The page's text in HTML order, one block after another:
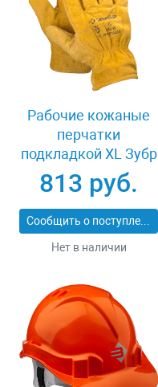
Рабочие кожаные
перчатки
подкладкой XL Зубр
МАСТЕР 1135-XL
813 руб.
Сообщить о поступлении
Нет в наличии